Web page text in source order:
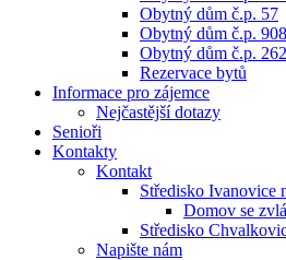
Obytný dům č.p. 57
Obytný dům č.p.
Obytný dům č.p. 262
Rezervace bytů
Informace pro zájemce
Nejčastější dotazy
Senioři
Kontakty
Kontakt
Středisko Ivanovice
Domov se
Středisko
Napište nám